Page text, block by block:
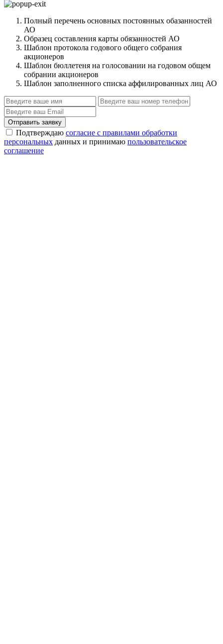
Полный перечень основных постоянных обазанностей
АО
Образец составления карты обязанностей АО
Шаблон протокола годового общего собрания
акционеров
Шаблон бюллетеня на голосовании на годовом общем
собрании акционеров
Шаблон заполненного списка аффилированных лиц АО
Отправить заявку
Подтверждаю согласие с правилами обработки
персональных данных и принимаю пользовательское
соглашение